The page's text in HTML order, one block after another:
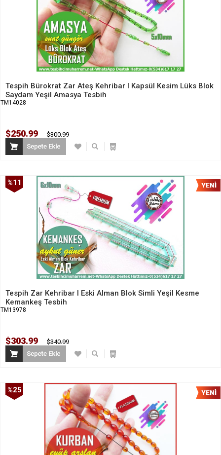
Tespih Bürokrat Zar Ateş Kehribar I Kapsül Kesim Lüks Blok
Saydam Yeşil Amasya Tesbih
TM14028
$250.99 $300.99
Tespih Zar Kehribar I Eski Alman Blok Simli Yeşil Kesme
Kemankeş Tesbih
TM13978
$303.99 $340.99
%11
%25